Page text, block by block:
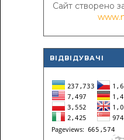
Сайт створено
ВІДВІДУВАЧІ